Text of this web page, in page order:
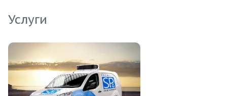
Услуги